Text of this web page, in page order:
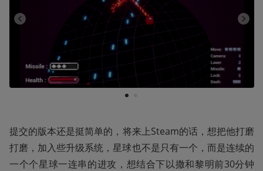
1
提交的版本还是挺简单的，将来上Steam的话，想把他打磨
打磨，加入些升级系统，星球也不是只有一个，而是连续的
一个个星球一连串的进攻，想结合下以撒和黎明前30分钟